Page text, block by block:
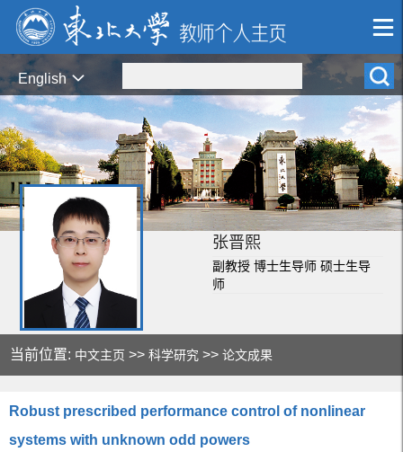
English
张晋熙
副教授 博士生导师 硕士生导
师
当前位置: 中文主页 >>科学研究 >>论文成果
Robust prescribed performance control of nonlinear
systems with unknown odd powers